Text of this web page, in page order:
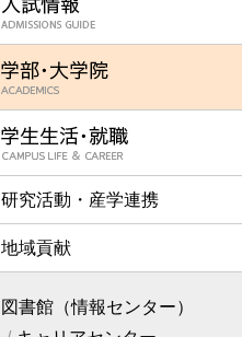
研究活動・産学連携
地域貢献
図書館（情報センター）